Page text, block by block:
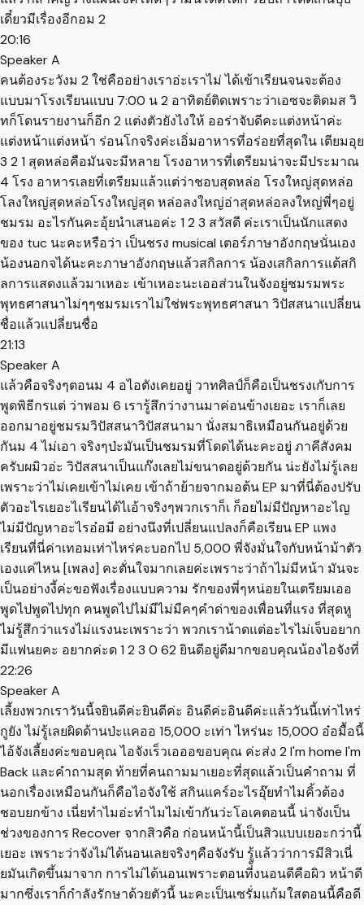
เดี๋ยวมีเรื่องอีกอม 2
20:16
Speaker A
คนต้องระวังม 2 ใช่คืออย่างเราอ่ะเราไม่ ได้เข้าเรียนจนจะต้อง
แบบมาโรงเรียนแบบ 7:00 น 2 อาทิตย์ติดเพราะว่าเอซจะติดมส วิ
ทก็โดนรายงานก็อีก 2 แต่งตัวยังไงให้ ออร่าจับดีคะแต่งหน้าค่ะ
แต่งหน้าแต่งหน้า ร่อนโกจริงค่ะเอิ่มอาหารที่อร่อยที่สุดใน เตียมอุย
3 2 1 สุดหล่อคือมันจะมีหลาย โรงอาหารที่เตรียมน่าจะมีประมาณ
4 โรง อาหารเลยที่เตรียมแล้วแต่ว่าชอบสุดหล่อ โรงใหญ่สุดหล่อ
โลงใหญ่สุดหล่อโรงใหญ่สุด หล่อลงใหญ่อ่าสุดหล่อลงใหญ่พี่ๆอยู่
ชมรม อะไรกันคะอุ้ยนำเสนอค่ะ 1 2 3 สวัสดี ค่ะเราเป็นนักแสดง
ของ tuc นะคะหรือว่า เป็นชรง musical เตอร์ภาษาอังกฤษนั่นเอง
น้องนอกจได้นะคะภาษาอังกฤษแล้วสกิลการ น้องเสกิลการแต้สกิ
ลการแสดงแล้วมาเหอะ เข้าเหอะนะเออส่วนในจังอยู่ชมรมพระ
พุทธศาสนาไม่ๆๆชมรมเราไม่ใช่พระพุทธศาสนา วิปัสสนาเเปลี่ยน
ชื่อแล้วเเปลี่ยนชื่อ
21:13
Speaker A
แล้วคือจริงๆตอนม 4 อไอตังเคยอยู่ วาทศิลป์ก็คือเป็นชรงเกับการ
พูดพิธีกรแต่ ว่าพอม 6 เรารู้สึกว่างานมาค่อนข้างเยอะ เราก็เลย
ออกมาอยู่ชมรมวิปัสสนาวิปัสสนามา นั่งสมาธิเหมือนกันอยู่ด้วย
กันม 4 ไม่เอา จริงๆป่ะมันเป็นชมรมที่โดดได้นะคะอยู่ ภาคีสังคม
ครับผมิวอ่ะ วิปัสสนาเป็นแก๊งเลยไม่ขนาดอยู่ด้วยกัน น่ะยังไม่รู้เลย
เพราะว่าไม่เคยเข้าไม่เคย เข้าถ้าย้ายจากมอต้น EP มาที่นี่ต้องปรับ
ตัวอะไรเยอะไเรียนได้ไเอ้าจริงๆพวกเราก็เ ก็อยไม่มีปัญหาอะไญ
ไม่มีปัญหาอะไรอ๋อมี อย่างนึงที่เปลี่ยนแปลงก็คือเรียน EP แพง
เรียนที่นี่ค่าเทอมเท่าไหร่คะบอกไป 5,000 พี่จังมั่นใจกับหน้าม้าตัว
เองแค่ไหน [เพลง] คะตั่นใจมากเลยค่ะเพราะว่าถ้าไม่มีหน้า มันจะ
เป็นอย่างงี้ค่ะขอฟังเรื่องแบบความ รักของพี่ๆหน่อยในเตรียมเออ
พูดไปพูดไปทุก คนพูดไปไม่มีไม่มีคๆคำด่าของเพื่อนที่แรง ที่สุดหู
ไม่รู้สึกว่าแรงไม่แรงนะเพราะว่า พวกเราน้าดแต่อะไรไม่เจ็บอยาก
มีแฟนยคะ อยากค่ะด 1 2 3 0 62 ยินดีอยู่ดีมากขอบคุณน้องไอจังที่
22:26
Speaker A
เลี้ยงพวกเราวันนี้จยินดีค่ะยินดีค่ะ อินดีค่ะอินดีค่ะแล้ววันนี้เท่าไหร่
กูยัง ไม่รู้เลยผิดด้านป่ะเเคออ 15,000 ะเท่า ไหร่นะ 15,000 อ๋อมื้อนี้
ไอ้จังเลี้ยงค่ะขอบคุณ ไอจังเร็วเอออขอบคุณ ค่ะส่ง 2 I'm home I'm
Back และคำถามสุด ท้ายที่คนถามมาเยอะที่สุดแล้วเป็นคำถาม ที่
นอกเรื่องเหมือนกันก็คือไอจังใช้ สกินแคร์อะไรอุ๊ยทำไมคิ้วต้อง
ชอบยกข้าง เนี่ยทำไมอ่ะทำไมไม่เข้ากันว่ะโอเคตอนนี้ น่าจังเป็น
ช่วงของการ Recover จากสิวคือ ก่อนหน้านี้เป็นสิวแบบเยอะกว่านี้
เยอะ เพราะว่าจังไม่ได้นอนเลยจริงๆคือจังรับ รู้แล้วว่าการมีสิวเนี่
ยมันเกิดขึ้นมาจาก การไม่ได้นอนเพราะตอนที่ังนอนดีคือผิว หน้าดี
มากซึ่งเราก็กำลังรักษาด้วยตัวนี้ นะคะเป็นเซรั่มแก้มใสตอนนี้คือดี